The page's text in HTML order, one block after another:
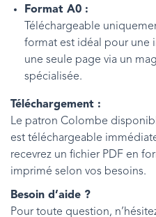
Format A0 :
Téléchargeable
format est idéal pour une
une seule page via un
spécialisée.
Téléchargement :
Le patron Colombe
est téléchargeable
recevrez un fichier PDF en
imprimé selon vos besoins.
Besoin d’aide ?
Pour toute question,